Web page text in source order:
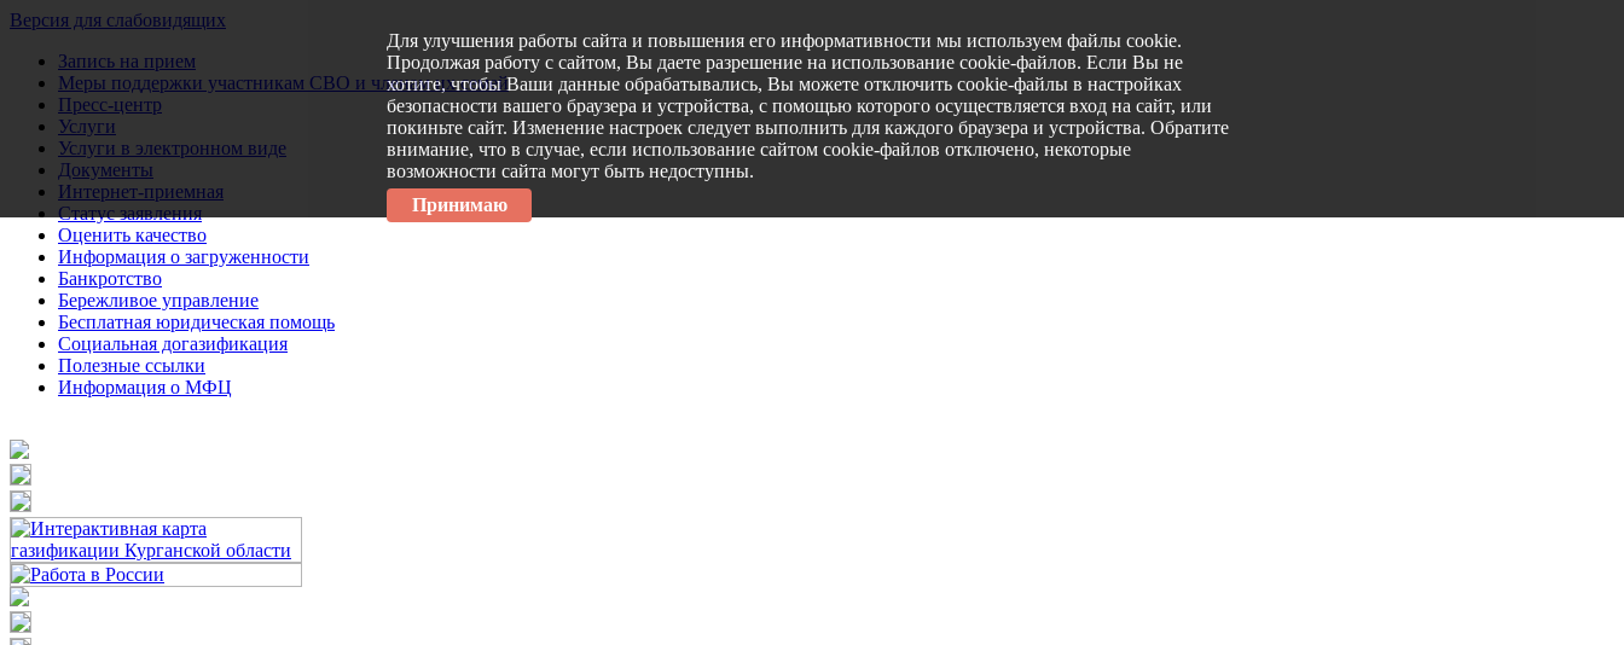
Версия для слабовидящих
Запись на прием
Меры поддержки участникам СВО и членам их семей
Пресс-центр
Услуги
Услуги в электронном виде
Документы
Интернет-приемная
Статус заявления
Оценить качество
Информация о загруженности
Банкротство
Бережливое управление
Бесплатная юридическая помощь
Социальная догазификация
Полезные ссылки
Информация о МФЦ
Для улучшения работы сайта и повышения его информативности мы используем файлы cookie.
Продолжая работу с сайтом, Вы даете разрешение на использование cookie-файлов. Если Вы не
хотите, чтобы Ваши данные обрабатывались, Вы можете отключить cookie-файлы в настройках
безопасности вашего браузера и устройства, с помощью которого осуществляется вход на сайт, или
покиньте сайт. Изменение настроек следует выполнить для каждого браузера и устройства. Обратите
внимание, что в случае, если использование сайтом cookie-файлов отключено, некоторые
возможности сайта могут быть недоступны.
Принимаю